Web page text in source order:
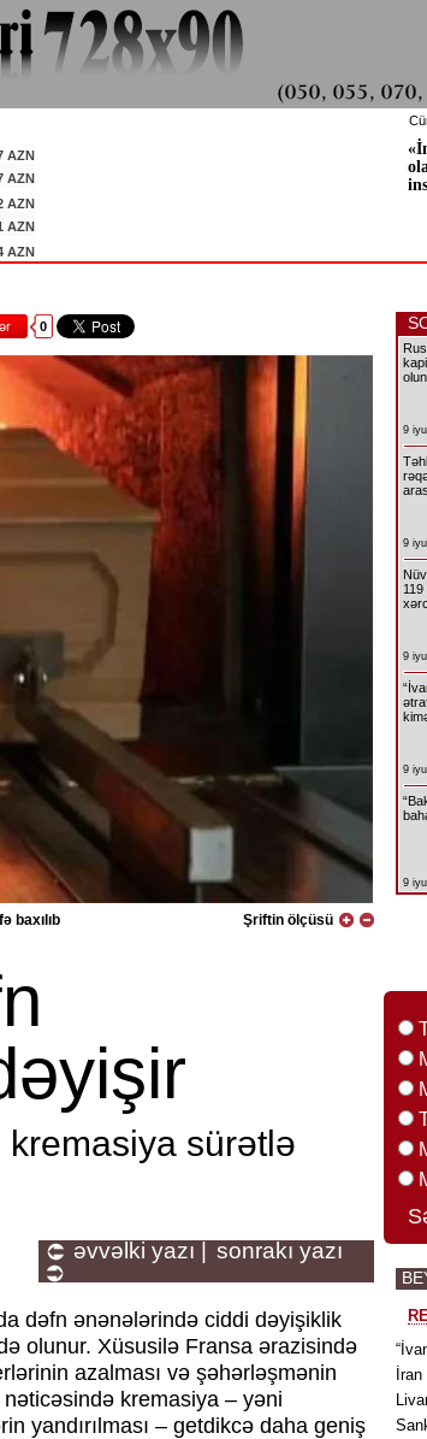
AZN
AZN
AZN
AZN
AZN
0
baxılıb Şriftin ölçüsü
kremasiya sürətlə
əvvəlki yazı | sonrakı yazı
dəfn ənənələrində ciddi dəyişiklik
olunur. Xüsusilə Fransa ərazisində
azalması və şəhərləşmənin
nəticəsində kremasiya – yəni
yandırılması – getdikcə daha geniş
9
9
9
9
9